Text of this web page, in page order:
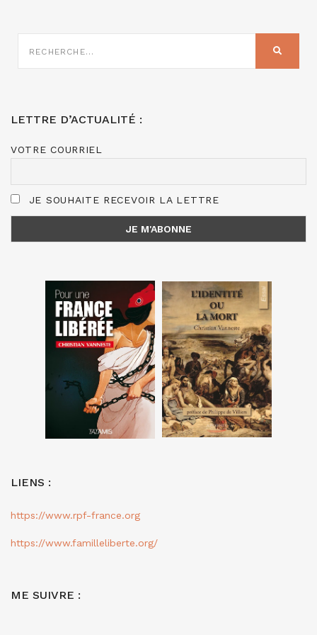
SUR
LETTRE D’ACTUALITÉ :
VOTRE COURRIEL
JE SOUHAITE RECEVOIR LA LETTRE
LIENS :
https://www.rpf-france.org
https://www.familleliberte.org/
ME SUIVRE :